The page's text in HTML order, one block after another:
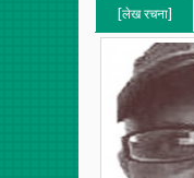
[लेख रचना]
[VERTICAL]
[RECENT][5]